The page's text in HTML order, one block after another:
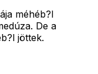
méhéb?l
De a
jöttek.